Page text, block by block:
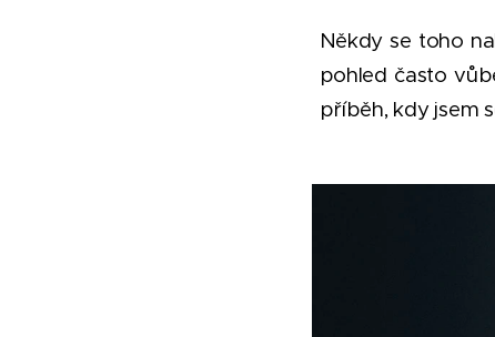
Někdy se toho
pohled často
příběh, kdy jsem